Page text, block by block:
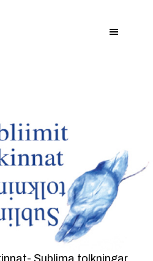
Sublima tolkningar